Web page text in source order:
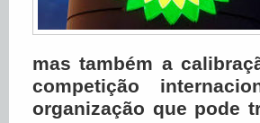
mas também a
competição
organização que pode